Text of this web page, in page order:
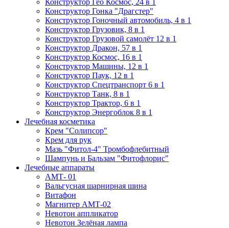
Конструктор Гео Космос, 24 в 1
Конструктор Гонка "Драгстер"
Конструктор Гоночный автомобиль, 4 в 1
Конструктор Грузовик, 8 в 1
Конструктор Грузовой самолёт 12 в 1
Конструктор Дракон, 57 в 1
Конструктор Космос, 16 в 1
Конструктор Машины, 12 в 1
Конструктор Паук, 12 в 1
Конструктор Спецтранспорт 6 в 1
Конструктор Танк, 8 в 1
Конструктор Трактор, 6 в 1
Конструктор Энергоблок 8 в 1
Лечебная косметика
Крем "Солипсор"
Крем для рук
Мазь "Фитол-4" Тромбофлебитный
Шампунь и Бальзам "Фитофлорис"
Лечебные аппараты
АМТ- 01
Вальгусная шарнирная шина
Витафон
Магнитер АМТ-02
Невотон аппликатор
Невотон Зелёная лампа